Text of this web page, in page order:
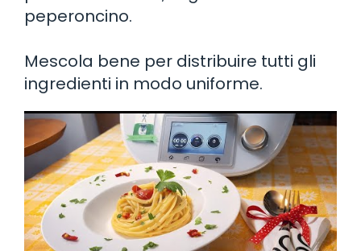
peperoncino.
Mescola bene per distribuire tutti gli
ingredienti in modo uniforme.